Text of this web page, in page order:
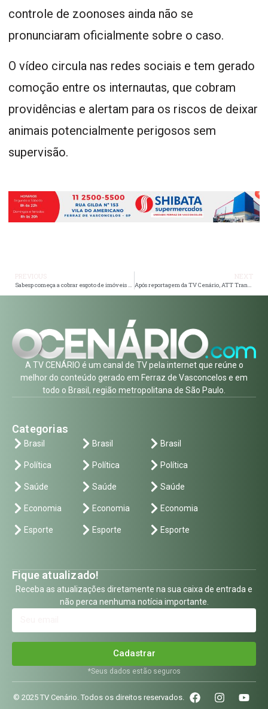
controle de zoonoses ainda não se
pronunciaram oficialmente sobre o caso.
O vídeo circula nas redes sociais e tem gerado
comoção entre os internautas, que cobram
providências e alertam para os riscos de deixar
animais potencialmente perigosos sem
supervisão.
Sabesp começa a cobrar esgoto de imóveis não conectados em SP Após reportagem da TV Cenário, ATT Transportes atende família de idosa que fraturou a coluna em ônibus
A TV CENÁRIO é um canal de TV pela internet que reúne o
melhor do conteúdo gerado em Ferraz de Vasconcelos e em
todo o Brasil, região metropolitana de São Paulo.
Categorias
Brasil
Política
Saúde
Economia
Esporte
Brasil
Política
Saúde
Economia
Esporte
Brasil
Política
Saúde
Economia
Esporte
Fique atualizado!
Receba as atualizações diretamente na sua caixa de entrada e
não perca nenhuma notícia importante.
Cadastrar
*Seus dados estão seguros
© 2025 TV Cenário. Todos os direitos reservados.